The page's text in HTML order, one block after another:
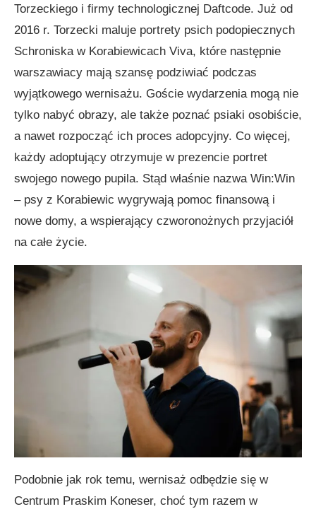
Torzeckiego i firmy technologicznej Daftcode. Już od
2016 r. Torzecki maluje portrety psich podopiecznych
Schroniska w Korabiewicach Viva, które następnie
warszawiacy mają szansę podziwiać podczas
wyjątkowego wernisażu. Goście wydarzenia mogą nie
tylko nabyć obrazy, ale także poznać psiaki osobiście,
a nawet rozpocząć ich proces adopcyjny. Co więcej,
każdy adoptujący otrzymuje w prezencie portret
swojego nowego pupila. Stąd właśnie nazwa Win:Win
– psy z Korabiewic wygrywają pomoc finansową i
nowe domy, a wspierający czworonożnych przyjaciół
na całe życie.
Podobnie jak rok temu, wernisaż odbędzie się w
Centrum Praskim Koneser, choć tym razem w